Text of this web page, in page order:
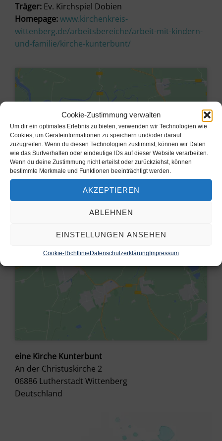
Cookie-Zustimmung verwalten
Um dir ein optimales Erlebnis zu bieten, verwenden wir Technologien wie
Cookies, um Geräteinformationen zu speichern und/oder darauf
zuzugreifen. Wenn du diesen Technologien zustimmst, können wir Daten
wie das Surfverhalten oder eindeutige IDs auf dieser Website verarbeiten.
Wenn du deine Zustimmung nicht erteilst oder zurückziehst, können
bestimmte Merkmale und Funktionen beeinträchtigt werden.
AKZEPTIEREN
ABLEHNEN
EINSTELLUNGEN ANSEHEN
Cookie-Richtlinie Datenschutzerklärung Impressum
Träger: Ev. Kirchspiel Dobien
Homepage:www.kirchenkreis-
wittenberg.de/arbeitsbereiche/arbeit-mit-kindern-
und-familie/kirche-kunterbunt/
Klicke hier, um Marketing-Cookies
zu akzeptieren und diesen Inhalt zu
aktivieren
eine Kirche Kunterbunt
An der Christuskirche 2
06886 Lutherstadt Wittenberg
Deutschland